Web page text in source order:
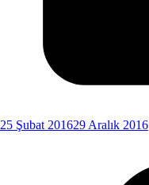
25 Şubat 201629 Aralık 2016